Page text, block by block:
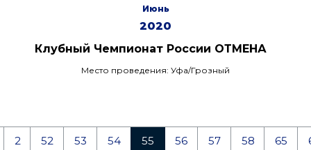
Июнь
2020
Клубный Чемпионат России ОТМЕНА
Место проведения: Уфа/Грозный
2 52 53 54 55 56 57 58 65